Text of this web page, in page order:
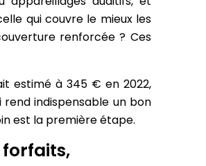
qui couvre le mieux les
renforcée ? Ces
estimé à 345 € en 2022,
indispensable un bon
est la première étape.